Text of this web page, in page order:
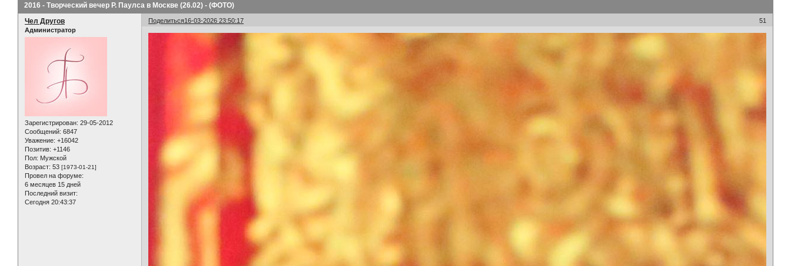
2016 - Творческий вечер Р. Паулса в Москве (26.02) - (ФОТО)
Поделиться 51
16-03-2026 23:50:17
Чел Другов
Администратор
Зарегистрирован: 29-05-2012
Сообщений: 6847
Уважение: +16042
Позитив: +1146
Пол: Мужской
Возраст: 53 [1973-01-21]
Провел на форуме:
6 месяцев 15 дней
Последний визит:
Сегодня 20:43:37